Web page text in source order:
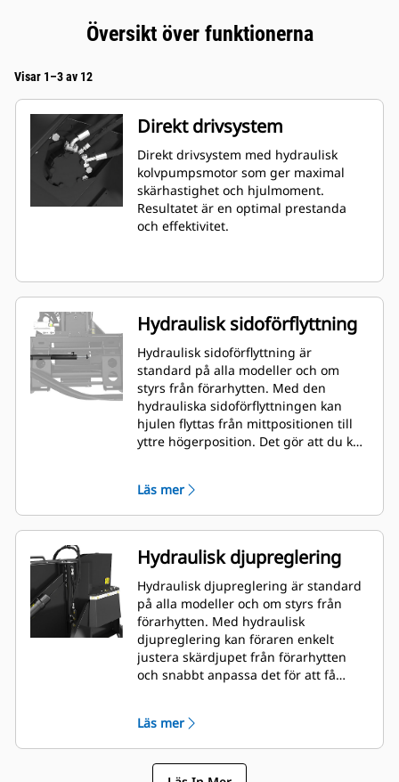
Översikt över funktionerna
Visar 1–3 av 12
Direkt drivsystem
Direkt drivsystem med hydraulisk
kolvpumpsmotor som ger maximal
skärhastighet och hjulmoment.
Resultatet är en optimal prestanda
och effektivitet.
Hydraulisk sidoförflyttning
Hydraulisk sidoförflyttning är
standard på alla modeller och om
styrs från förarhytten. Med den
hydrauliska sidoförflyttningen kan
hjulen flyttas från mittpositionen till
yttre högerposition. Det gör att du kan
behöver flytta om maskinen lika ofta.
Läs mer
Hydraulisk djupreglering
Hydraulisk djupreglering är standard
på alla modeller och om styrs från
förarhytten. Med hydraulisk
djupreglering kan föraren enkelt
justera skärdjupet från förarhytten
och snabbt anpassa det för att få
Läs mer